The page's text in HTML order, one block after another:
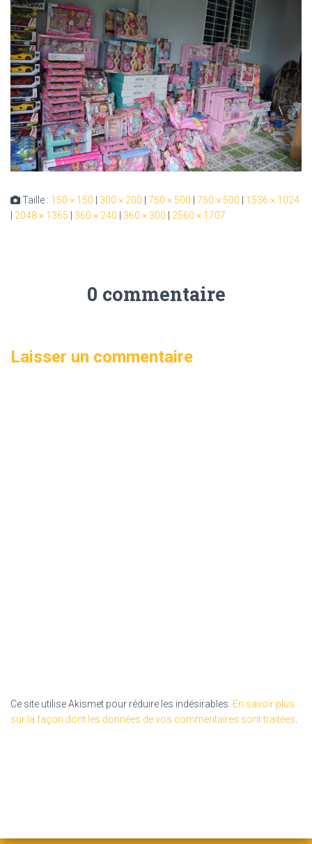
Taille : 150 × 150 300 × 200 750 × 500 750 × 500
1536 × 1024
2048 × 1365 360 × 240 360 × 300 2560 × 1707
0 commentaire
Laisser un commentaire
Ce site utilise Akismet pour réduire les indésirables. En savoir plus
sur la façon dont les données de vos commentaires sont traitées